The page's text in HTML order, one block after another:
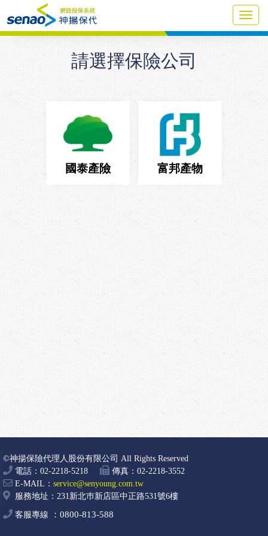
請選擇保險公司
國泰產險 富邦產物
©神揚保險代理人股份有限公司 All Rights Reserved
電話：02-2218-5218
傳真：02-2218-3552
E-MAIL： service@senyoung.com.tw
服務地址：231新北巿新店區中正路531號6樓
客服專線 0800-813-588